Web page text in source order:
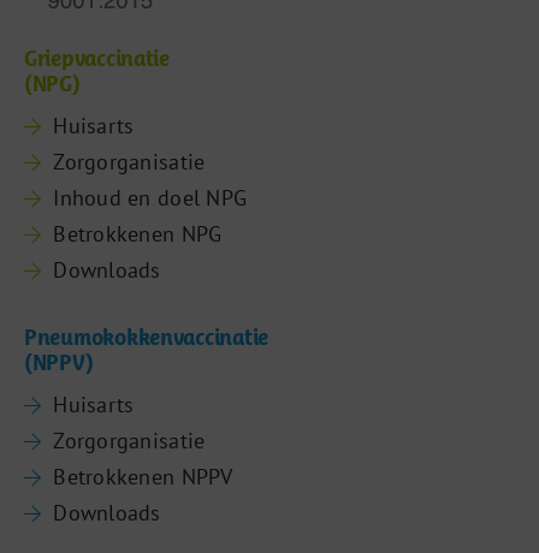
Griepvaccinatie
(NPG)
Huisarts
Zorgorganisatie
Inhoud en doel NPG
Betrokkenen NPG
Downloads
Pneumokokkenvaccinatie
(NPPV)
Huisarts
Zorgorganisatie
Betrokkenen NPPV
Downloads